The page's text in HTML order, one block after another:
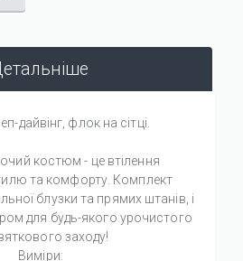
дайвінг, флок на сітці.
костюм - це втілення
та комфорту. Комплект
блузки та прямих штанів, і
для будь-якого урочистого
заходу!
Виміри: